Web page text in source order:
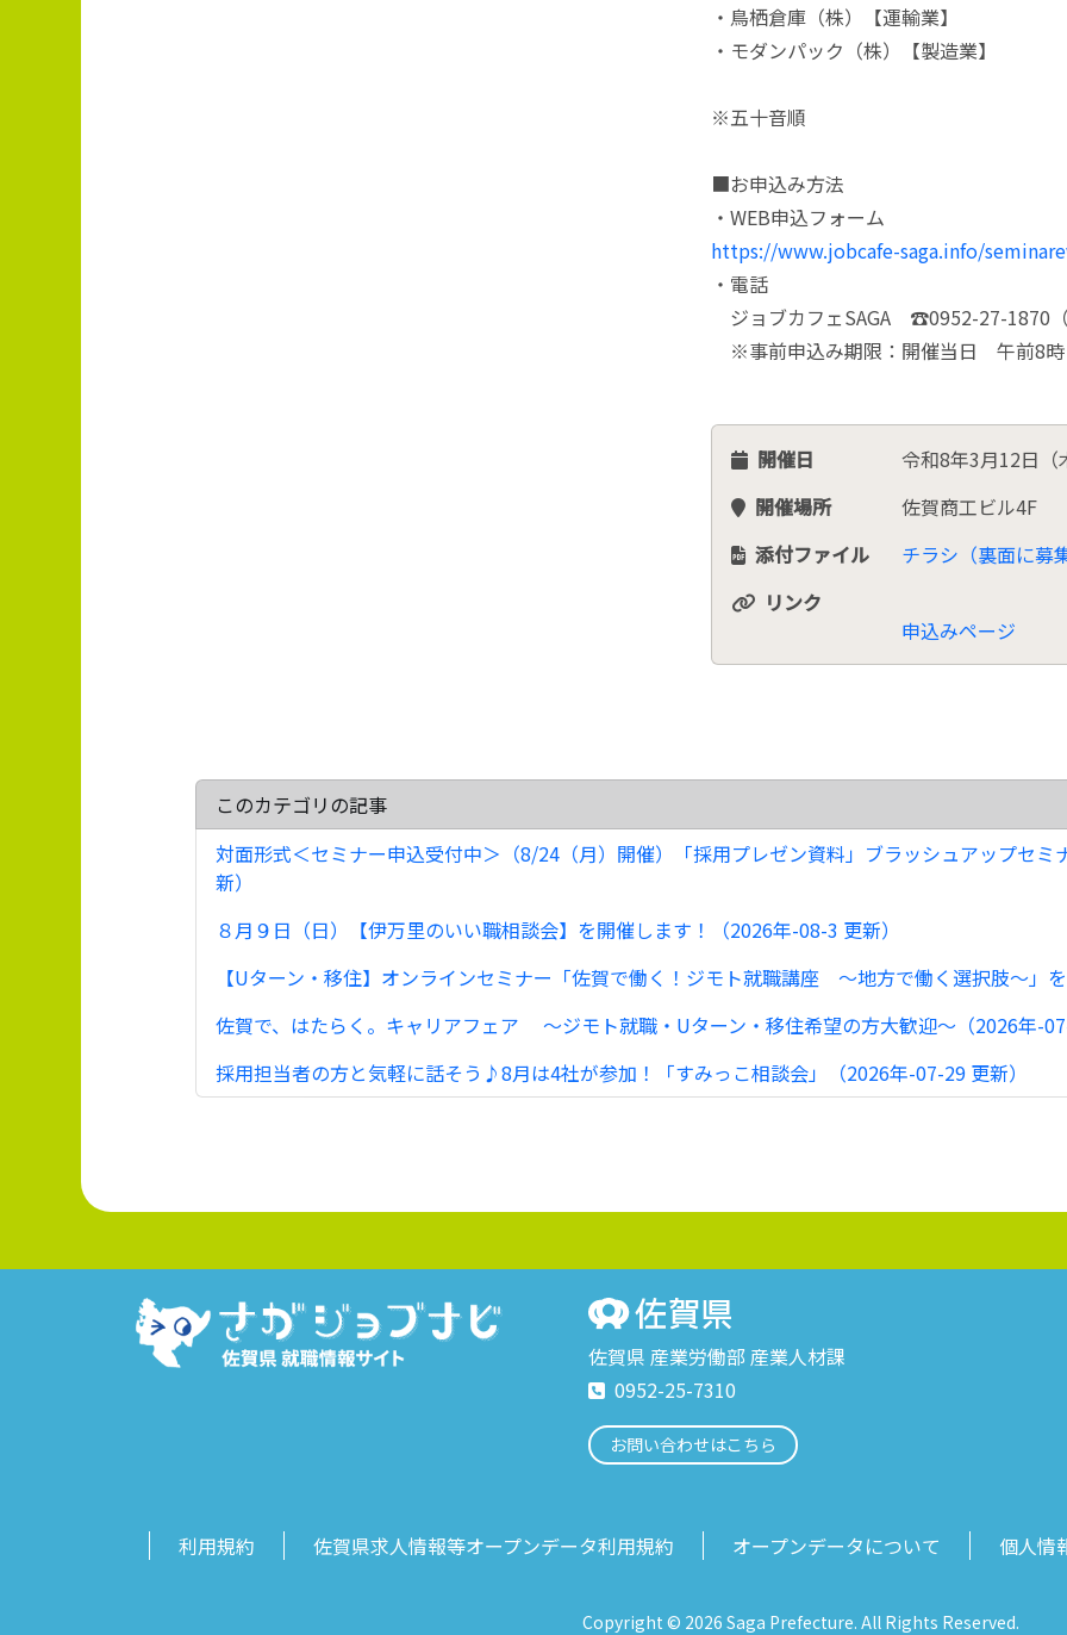
・鳥栖倉庫（株）【運輸業】
・モダンパック（株）【製造業】
※五十音順
■お申込み方法
・WEB申込フォーム
https://www.jobcafe-saga.info/
・電話
ジョブカフェSAGA ☎0952-27-1870（
※事前申込み期限：開催当日 午前8時
開催日
令和8年3月12日
開催場所
佐賀商工ビル4F
添付ファイル
チラシ（裏面に募
リンク
申込みページ
このカテゴリの記事
対面形式＜セミナー申込受付中＞（8/24（月）開催）「採用プレゼン資料」ブラッシュアップセ
新）
８月９日（日）【伊万里のいい職相談会】を開催します！（2026年-08-3 更新）
【Uターン・移住】オンラインセミナー「佐賀で働く！ジモト就職講座 ～地方で働く選択肢～」
佐賀で、はたらく。キャリアフェア ～ジモト就職・Uターン・移住希望の方大歓迎～（2026年-07-
採用担当者の方と気軽に話そう♪8月は4社が参加！「すみっこ相談会」（2026年-07-29 更新）
佐賀県 産業労働部 産業人材課
0952-25-7310
お問い合わせはこちら
利用規約 佐賀県求人情報等オープンデータ利用規約 オープンデータについて 個人情
Copyright © 2026 Saga Prefecture. All Rights Reserved.